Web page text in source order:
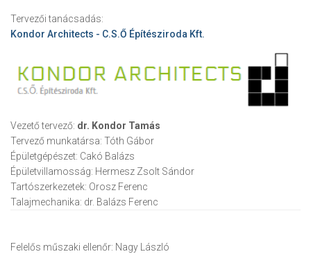
Tervezői tanácsadás:
Kondor Architects - C.S.Ő Építésziroda Kft.
Vezető tervező: dr. Kondor Tamás
Tervező munkatársa: Tóth Gábor
Épületgépészet: Cakó Balázs
Épületvillamosság: Hermesz Zsolt Sándor
Tartószerkezetek: Orosz Ferenc
Talajmechanika: dr. Balázs Ferenc
Felelős műszaki ellenőr: Nagy László